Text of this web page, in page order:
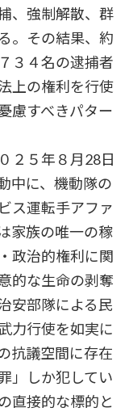
、強制解散、群
。その結果、約
３４名の逮捕者
上の権利を行使
慮すべきパター
２５年８月28日
中に、機動隊の
ス運転手アファ
家族の唯一の稼
政治的権利に関
的な生命の剥奪
安部隊による民
力行使を如実に
抗議空間に存在
」しか犯してい
直接的な標的と